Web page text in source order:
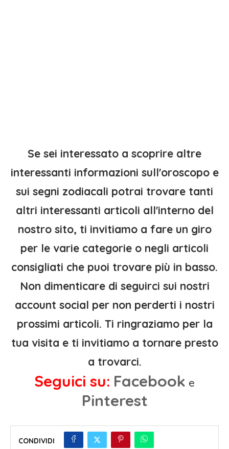
Se sei interessato a scoprire altre
interessanti informazioni sull'oroscopo e
sui segni zodiacali potrai trovare tanti
altri interessanti articoli all'interno del
nostro sito, ti invitiamo a fare un giro
per le varie categorie o negli articoli
consigliati che puoi trovare più in basso.
Non dimenticare di seguirci sui nostri
account social per non perderti i nostri
prossimi articoli. Ti ringraziamo per la
tua visita e ti invitiamo a tornare presto
a trovarci.
Seguici su: Facebook e
Pinterest
CONDIVIDI